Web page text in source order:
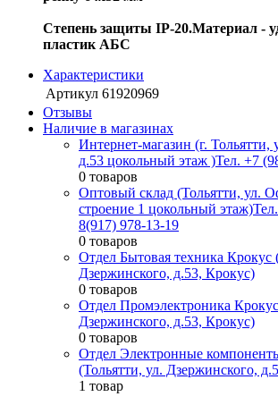
Степень защиты IP-20.Материал -
пластик AБC
Характеристики
Артикул 61920969
Отзывы
Наличие в магазинах
Интернет-магазин (г. Тольятти,
д.53 цокольный этаж )Тел. +7
0 товаров
Оптовый склад (Тольятти, ул.
строение 1 цокольный этаж)
8(917) 978-13-19
0 товаров
Отдел Бытовая техника Крокус
Дзержинского, д.53, Крокус)
0 товаров
Отдел Промэлектроника Крокус
Дзержинского, д.53, Крокус)
0 товаров
Отдел Электронные
(Тольятти, ул. Дзержинского,
1 товар